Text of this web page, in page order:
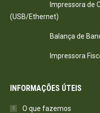
Impressora de
(USB/Ethernet)
Balança de
Impressora
INFORMAÇÕES ÚTEIS
O que fazemos